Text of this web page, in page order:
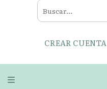
CREAR CUENTA